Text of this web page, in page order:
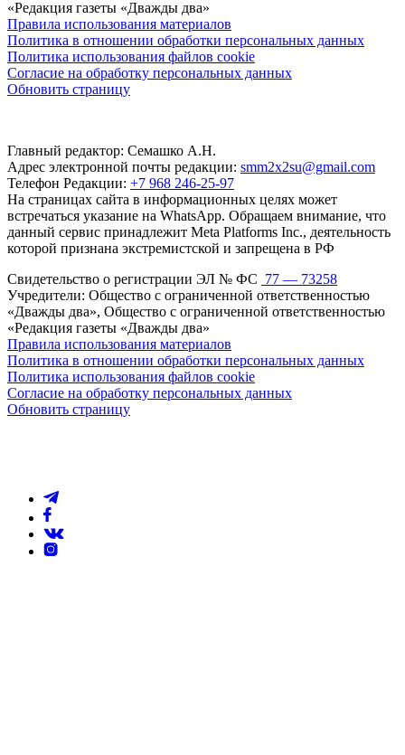
«Редакция газеты «Дважды два»
Правила использования материалов
Политика в отношении обработки персональных данных
Политика использования файлов cookie
Согласие на обработку персональных данных
Обновить страницу
Главный редактор: Семашко А.Н.
Адрес электронной почты редакции: smm2x2su@gmail.com
Телефон Редакции: +7 968 246-25-97
На страницах сайта в информационных целях может
встречаться указание на WhatsApp. Обращаем внимание, что
данный сервис принадлежит Meta Platforms Inc., деятельность
которой признана экстремистской и запрещена в РФ
Свидетельство о регистрации ЭЛ № ФС 77 — 73258
Учредители: Общество с ограниченной ответственностью
«Дважды два», Общество с ограниченной ответственностью
«Редакция газеты «Дважды два»
Правила использования материалов
Политика в отношении обработки персональных данных
Политика использования файлов cookie
Согласие на обработку персональных данных
Обновить страницу